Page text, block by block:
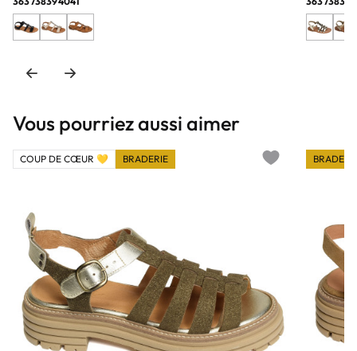
Vous pourriez aussi aimer
COUP DE CŒUR 💛 BRADERIE